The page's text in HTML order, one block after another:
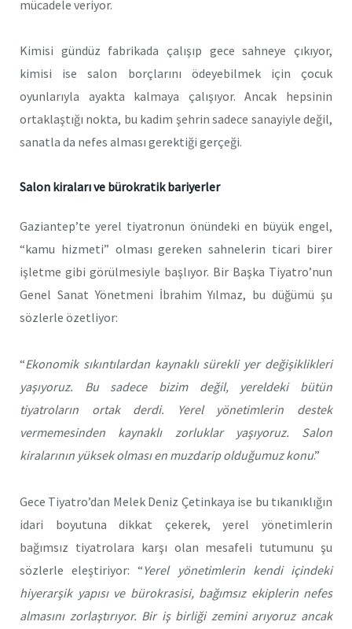
mücadele veriyor.
Kimisi gündüz fabrikada çalışıp gece sahneye çıkıyor,
kimisi ise salon borçlarını ödeyebilmek için çocuk
oyunlarıyla ayakta kalmaya çalışıyor. Ancak hepsinin
ortaklaştığı nokta, bu kadim şehrin sadece sanayiyle değil,
sanatla da nefes alması gerektiği gerçeği.
Salon kiraları ve bürokratik bariyerler
Gaziantep’te yerel tiyatronun önündeki en büyük engel,
“kamu hizmeti” olması gereken sahnelerin ticari birer
işletme gibi görülmesiyle başlıyor. Bir Başka Tiyatro’nun
Genel Sanat Yönetmeni İbrahim Yılmaz, bu düğümü şu
sözlerle özetliyor:
“Ekonomik sıkıntılardan kaynaklı sürekli yer değişiklikleri
yaşıyoruz. Bu sadece bizim değil, yereldeki bütün
tiyatroların ortak derdi. Yerel yönetimlerin destek
vermemesinden kaynaklı zorluklar yaşıyoruz. Salon
kiralarının yüksek olması en muzdarip olduğumuz konu.”
Gece Tiyatro’dan Melek Deniz Çetinkaya ise bu tıkanıklığın
idari boyutuna dikkat çekerek, yerel yönetimlerin
bağımsız tiyatrolara karşı olan mesafeli tutumunu şu
sözlerle eleştiriyor: “Yerel yönetimlerin kendi içindeki
hiyerarşik yapısı ve bürokrasisi, bağımsız ekiplerin nefes
almasını zorlaştırıyor. Bir iş birliği zemini arıyoruz ancak